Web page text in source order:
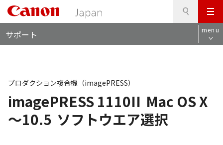
メ
ニ
ュ
サポート menu
imagePRESS 1110II Mac OS X
～10.5 ソフトウエア選択
プロダクション複合機（imagePRESS）